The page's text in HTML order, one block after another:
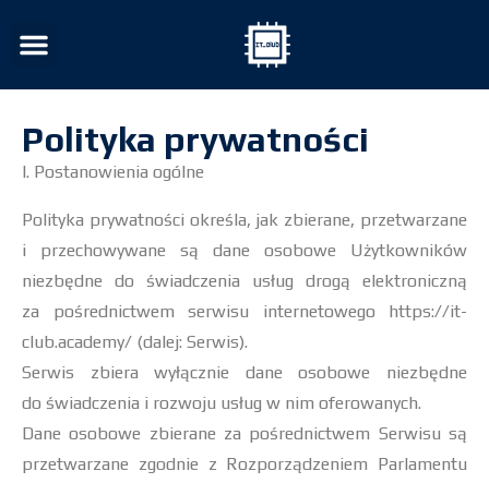
Polityka prywatności
I. Postanowienia ogólne
Polityka prywatności określa, jak zbierane, przetwarzane
i przechowywane są dane osobowe Użytkowników
niezbędne do świadczenia usług drogą elektroniczną
za pośrednictwem serwisu internetowego https://it-
club.academy/ (dalej: Serwis).
Serwis zbiera wyłącznie dane osobowe niezbędne
do świadczenia i rozwoju usług w nim oferowanych.
Dane osobowe zbierane za pośrednictwem Serwisu są
przetwarzane zgodnie z Rozporządzeniem Parlamentu